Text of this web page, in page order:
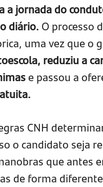
a jornada do
diário. O processo
uma vez que o
reduziu a
e passou a
CNH
o candidato seja
que antes
de forma